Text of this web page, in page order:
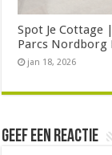
Spot Je
Parcs Nordborg
jan 18, 2026
Geef een reactie